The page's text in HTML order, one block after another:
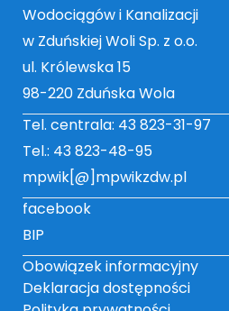
Wodociągów i Kanalizacji
w Zduńskiej Woli Sp. z o.o.
ul. Królewska 15
98-220 Zduńska Wola
Tel. centrala: 43 823-31-97
Tel.: 43 823-48-95
mpwik[@]mpwikzdw.pl
facebook
BIP
Obowiązek informacyjny
Deklaracja dostępności